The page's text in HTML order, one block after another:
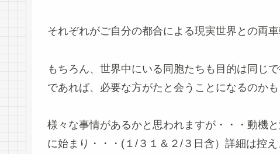
それぞれがご自分の都合による現実世界との両車
もちろん、世界中にいる同胞たちも目的は同じ
であれば、必要な方がたと会うことになるのか
様々な事情があるかと思われますが・・・動機
に始まり・・・(１/３１＆２/３日含）詳細は控